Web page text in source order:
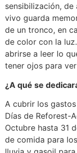
sensibilización,
vivo guarda
de un tronco, en
de color con la
abrirse a leer lo
tener ojos para
¿A qué se
A cubrir los
Días de Reforest-
Octubre hasta 31
de comida para